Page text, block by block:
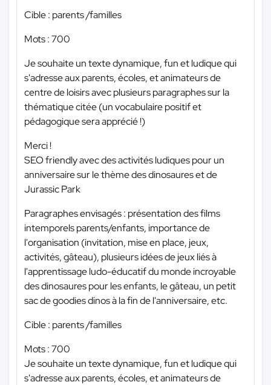
Cible : parents /familles
Mots : 700
Je souhaite un texte dynamique, fun et ludique qui
s'adresse aux parents, écoles, et animateurs de
centre de loisirs avec plusieurs paragraphes sur la
thématique citée (un vocabulaire positif et
pédagogique sera apprécié !)
Merci !
SEO friendly avec des activités ludiques pour un
anniversaire sur le thème des dinosaures et de
Jurassic Park
Paragraphes envisagés : présentation des films
intemporels parents/enfants, importance de
l'organisation (invitation, mise en place, jeux,
activités, gâteau), plusieurs idées de jeux liés à
l'apprentissage ludo-éducatif du monde incroyable
des dinosaures pour les enfants, le gâteau, un petit
sac de goodies dinos à la fin de l'anniversaire, etc.
Cible : parents /familles
Mots : 700
Je souhaite un texte dynamique, fun et ludique qui
s'adresse aux parents, écoles, et animateurs de